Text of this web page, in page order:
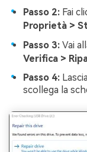
Passo 2: Fai
Proprietà >
Passo 3: Vai
Verifica >
Passo 4:
scollega la